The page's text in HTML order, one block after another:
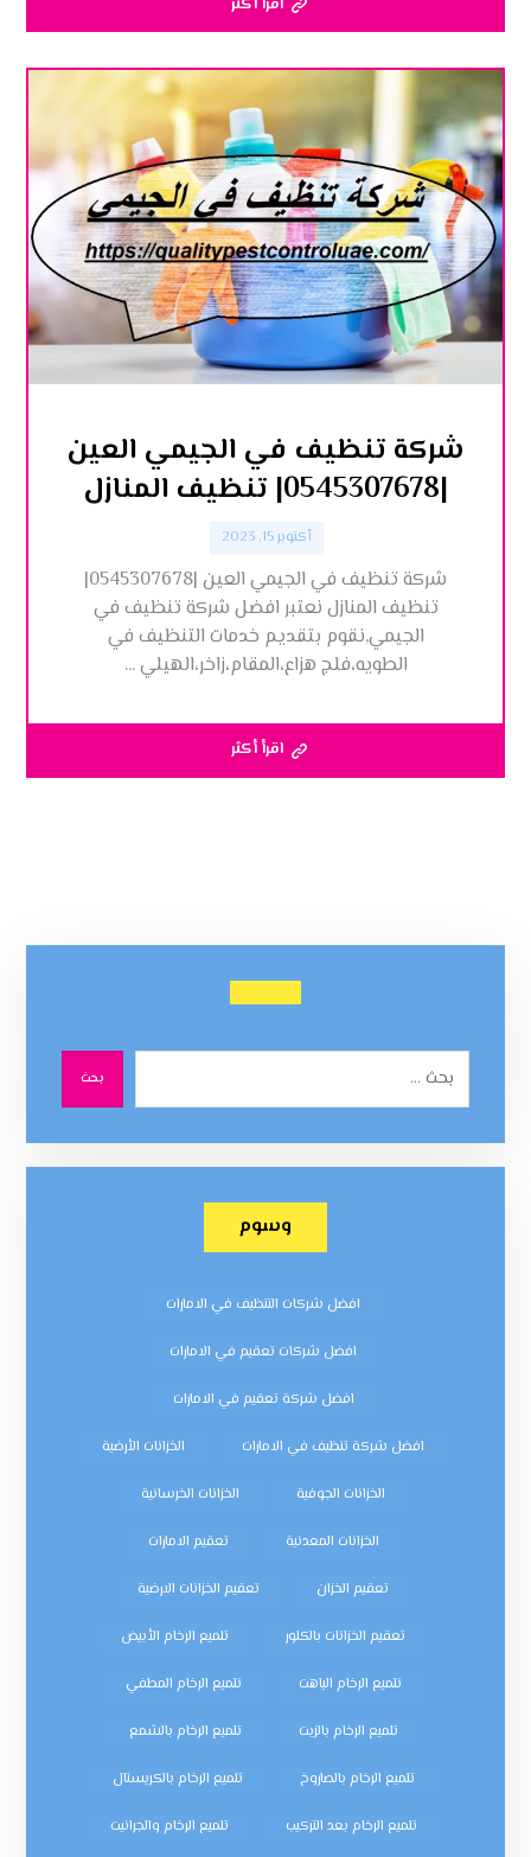
شركة تنظيف في الجيمي العين
|0545307678| تنظيف المنازل
أكتوبر 15, 2023
شركة تنظيف في الجيمي العين |0545307678|
تنظيف المنازل نعتبر افضل شركة تنظيف في
الجيمي,نقوم بتقديم خدمات التنظيف في
الطويه،فلج هزاع،المقام،زاخر،الهيلي ...
اقرأ أكثر
بحث
وسوم
افضل شركات التنظيف في الامارات
افضل شركات تعقيم في الامارات
افضل شركة تعقيم في الامارات
افضل شركة تنظيف في الامارات الخزانات الأرضية
الخزانات الجوفية الخزانات الخرسانية
الخزانات المعدنية تعقيم الامارات
تعقيم الخزان تعقيم الخزانات الارضية
تعقيم الخزانات بالكلور تلميع الرخام الأبيض
تلميع الرخام الباهت تلميع الرخام المطفي
تلميع الرخام بالزيت تلميع الرخام بالشمع
تلميع الرخام بالصاروخ تلميع الرخام بالكريستال
تلميع الرخام بعد التركيب تلميع الرخام والجرانيت